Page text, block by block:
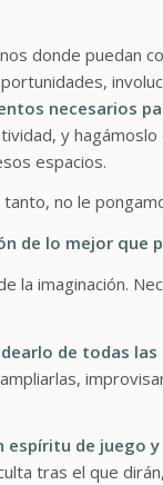
donde puedan
necesarios
y
espacios.
no le
de lo mejor que
la imaginación.
de todas las
espíritu de juego
tras el que